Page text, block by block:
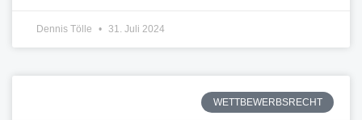
Dennis Tölle 31. Juli 2024
WETTBEWERBSRECHT